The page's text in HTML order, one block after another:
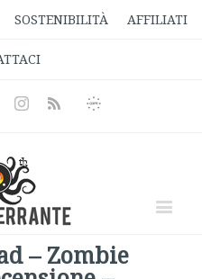
SOSTENIBILITÀ AFFILIATI
InstagramRss
Informativa
– Zombie